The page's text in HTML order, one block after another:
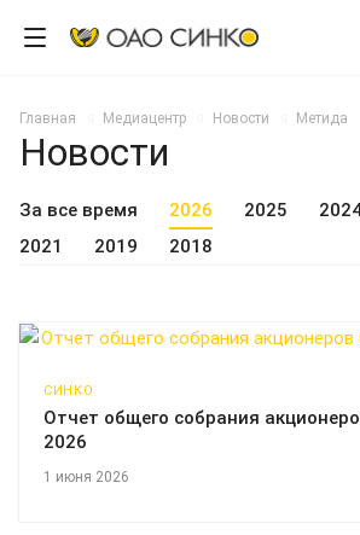
Главная Медиацентр Новости Метида
Новости
За все время 2026 2025
2021
2019 2018
СИНКО
Отчет общего собрания
2026
1 июня 2026